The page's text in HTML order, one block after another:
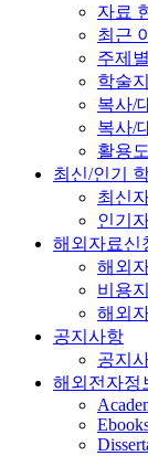
자료
최근
주제
학술
복사/
복사/
활용
최신/인기
최신
인기
해외자료신
해외
비용
해외
공지사항
공지
해외전자정